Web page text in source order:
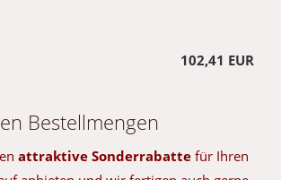
102,41 EUR
Bestellmengen
attraktive Sonderrabatte für Ihren